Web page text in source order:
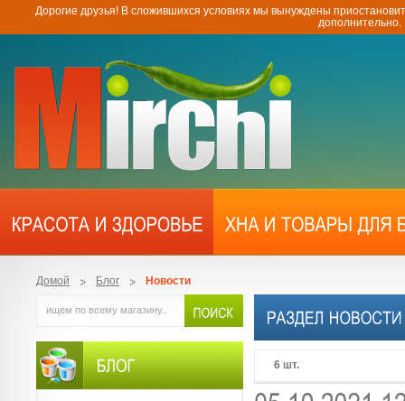
Дорогие друзья! В сложившихся условиях мы вынуждены
Домой Блог Новости
6 шт.